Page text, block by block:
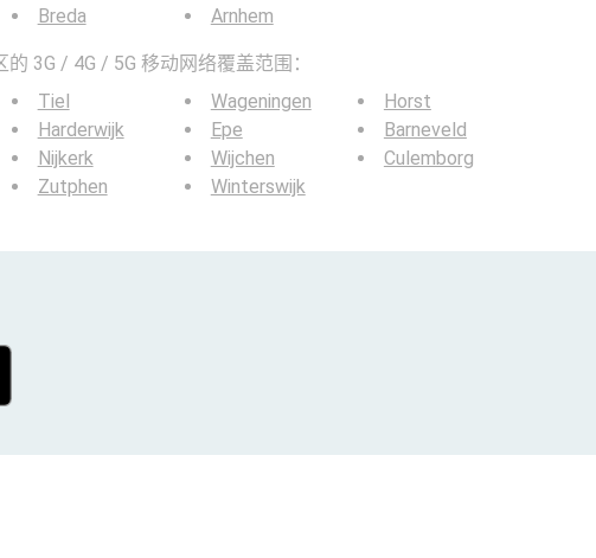
Breda
Arnhem
3G / 4G / 5G 移动网络覆盖范围：
Tiel
Harderwijk
Nijkerk
Zutphen
Wageningen
Epe
Wijchen
Winterswijk
Horst
Barneveld
Culemborg